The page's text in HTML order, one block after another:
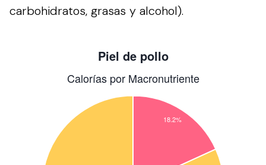
carbohidratos, grasas y alcohol).